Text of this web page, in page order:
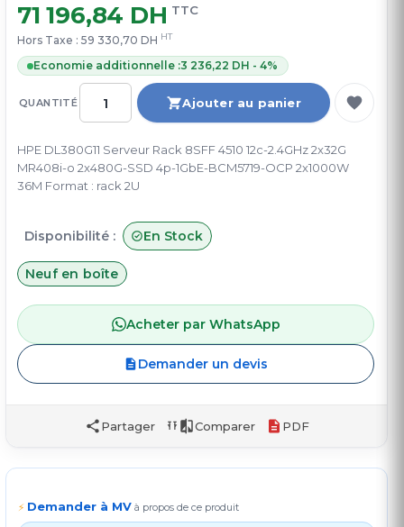
QUANTITÉ Ajouter au panier
71 196,84 DH TTC
Hors Taxe : 59 330,70 DH HT
Economie additionnelle :3 236,22 DH - 4%
HPE DL380G11 Serveur Rack 8SFF 4510 12c-2.4GHz 2x32G
MR408i-o 2x480G-SSD 4p-1GbE-BCM5719-OCP 2x1000W
36M Format : rack 2U
Disponibilité : En Stock
Neuf en boîte
Acheter par WhatsApp
Demander un devis
Partager Comparer PDF
⚡ Demander à MV à propos de ce produit